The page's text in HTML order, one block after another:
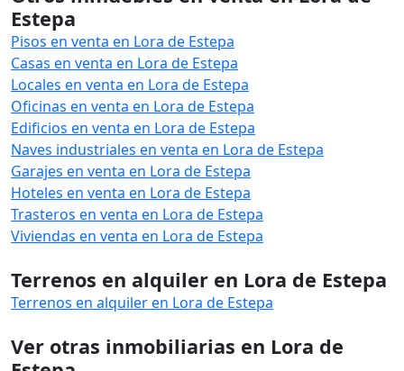
Estepa
Pisos en venta en Lora de Estepa
Casas en venta en Lora de Estepa
Locales en venta en Lora de Estepa
Oficinas en venta en Lora de Estepa
Edificios en venta en Lora de Estepa
Naves industriales en venta en Lora de Estepa
Garajes en venta en Lora de Estepa
Hoteles en venta en Lora de Estepa
Trasteros en venta en Lora de Estepa
Viviendas en venta en Lora de Estepa
Terrenos en alquiler en Lora de Estepa
Terrenos en alquiler en Lora de Estepa
Ver otras inmobiliarias en Lora de